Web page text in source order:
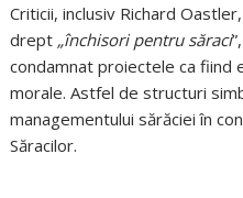
Criticii, inclusiv Richard
drept „închisori pentru săraci
condamnat proiectele ca fiind
morale. Astfel de structuri
managementului sărăciei în
Săracilor.